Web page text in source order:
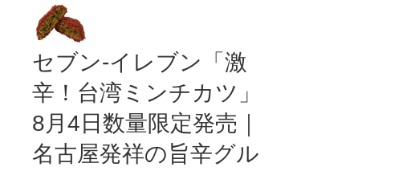
セブン-イレブン「激
辛！台湾ミンチカツ」
8月4日数量限定発売｜
名古屋発祥の旨辛グル